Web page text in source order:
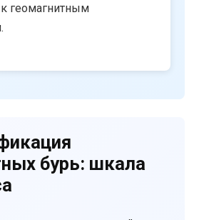
к геомагнитным
бурь: шкала